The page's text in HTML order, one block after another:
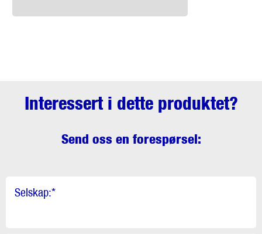
Interessert i dette produktet?
Send oss en forespørsel:
Selskap:*